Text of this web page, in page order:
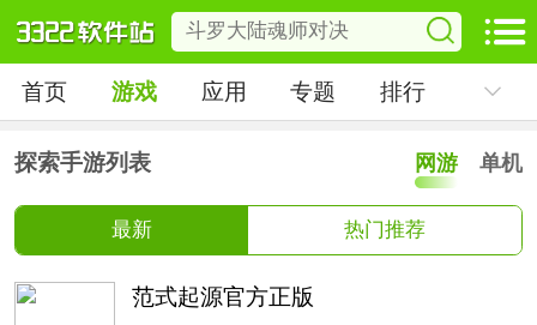
首页 游戏 应用 专题 排行
探索手游列表 网游 单机
最新 热门推荐
范式起源官方正版